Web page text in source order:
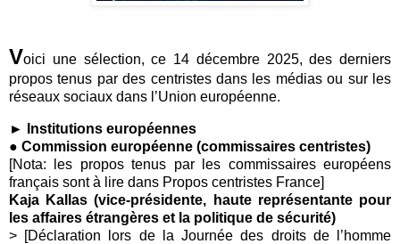
Voici une sélection, ce 14 décembre 2025, des derniers
propos tenus par des centristes dans les médias ou sur les
réseaux sociaux dans l’Union européenne.
► Institutions européennes
● Commission européenne (commissaires centristes)
[Nota: les propos tenus par les commissaires européens
français sont à lire dans Propos centristes France]
Kaja Kallas (vice-présidente, haute représentante pour
les affaires étrangères et la politique de sécurité)
> [Déclaration lors de la Journée des droits de l’homme